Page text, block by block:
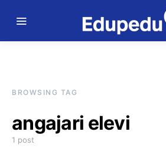
BROWSING TAG
angajari elevi
1 post